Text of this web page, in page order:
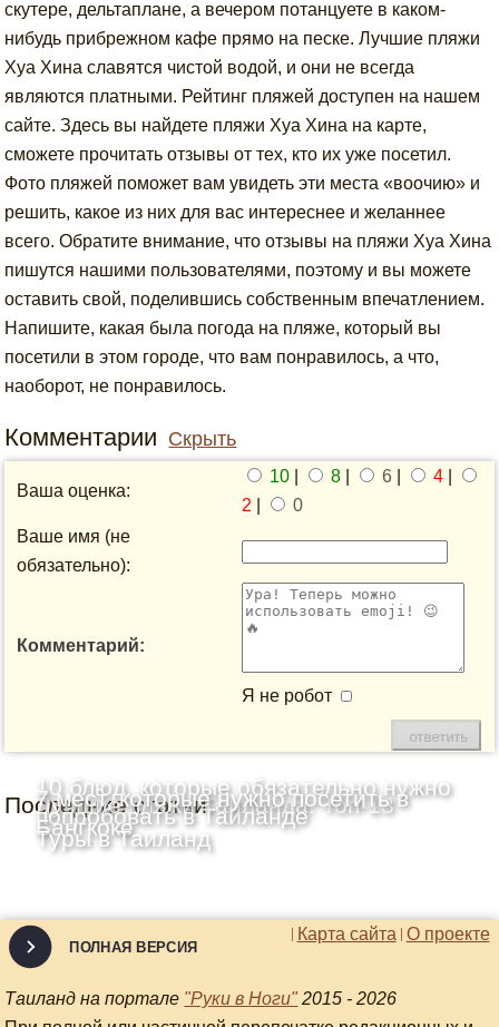
скутере, дельтаплане, а вечером потанцуете в каком-
нибудь прибрежном кафе прямо на песке. Лучшие пляжи
Хуа Хина славятся чистой водой, и они не всегда
являются платными. Рейтинг пляжей доступен на нашем
сайте. Здесь вы найдете пляжи Хуа Хина на карте,
сможете прочитать отзывы от тех, кто их уже посетил.
Фото пляжей поможет вам увидеть эти места «воочию» и
решить, какое из них для вас интереснее и желаннее
всего. Обратите внимание, что отзывы на пляжи Хуа Хина
пишутся нашими пользователями, поэтому и вы можете
оставить свой, поделившись собственным впечатлением.
Напишите, какая была погода на пляже, который вы
посетили в этом городе, что вам понравилось, а что,
наоборот, не понравилось.
Комментарии Скрыть
Ваша оценка:
10 8 6 4
2
0
Ваше имя (не
обязательно):
Комментарий:
Я не робот
Последние статьи
Лучшие пляжи Таиланда: Топ-13
10 блюд, которые обязательно нужно
попробовать в Таиланде
7 мест, которые нужно посетить в
Бангкоке
Туры в Таиланд
О проекте
Карта сайта
ПОЛНАЯ ВЕРСИЯ
Таиланд на портале "Руки в Ноги" 2015 - 2026